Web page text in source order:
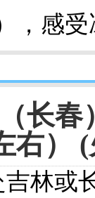
，感
长春
右）
林或